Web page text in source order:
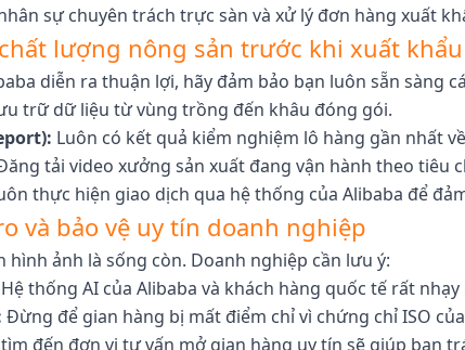
sự chuyên trách trực sàn và xử lý đơn hàng xuất
lượng nông sản trước khi xuất khẩu
diễn ra thuận lợi, hãy đảm bảo bạn luôn sẵn sàng
trữ dữ liệu từ vùng trồng đến khâu đóng gói.
Luôn có kết quả kiểm nghiệm lô hàng gần nhất
tải video xưởng sản xuất đang vận hành theo tiêu
thực hiện giao dịch qua hệ thống của Alibaba để
và bảo vệ uy tín doanh nghiệp
hình ảnh là sống còn. Doanh nghiệp cần lưu ý:
Hệ thống AI của Alibaba và khách hàng quốc tế rất
Đừng để gian hàng bị mất điểm chỉ vì chứng chỉ ISO
đến đơn vị tư vấn mở gian hàng uy tín sẽ giúp bạn